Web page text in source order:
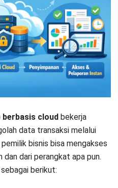
cloud bekerja
data transaksi melalui
bisnis bisa mengakses
dan dari perangkat apa pun.
berikut: